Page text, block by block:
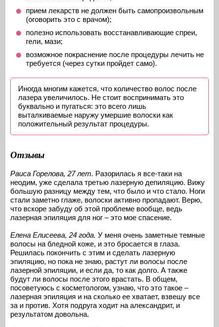
прием лекарств не должен быть самопроизвольным
(оговорить это с врачом);
полезно использовать восстанавливающие спреи,
гели, мази;
возможное покраснение после процедуры лечить не
требуется (через сутки пройдет само).
Иногда многим кажется, что количество волос после
лазера увеличилось. Не стоит воспринимать это
буквально и пугаться: это всего лишь
выталкиваемые наружу умершие волоски как
положительный результат процедуры.
Отзывы
Раиса Горелова, 27 лет. Разорилась я все-таки на
неодим, уже сделала третью лазерную депиляцию. Вижу
большую разницу между тем, что было и что стало. Ноги
стали заметно глаже, волоски активно пропадают. Верю,
что вскоре забуду об этой проблеме вообще, ведь
лазерная эпиляция для ног – это мое спасение.
Елена Елисеева, 24 года. У меня очень заметные темные
волосы на бледной коже, и это бросается в глаза.
Решилась покончить с этим и сделать лазерную
эпиляцию, но пока не знаю, растут ли волосы после
лазерной эпиляции, и если да, то как долго. А также
будут ли волосы после этого врастать. В общем,
посоветуюсь с косметологом, узнаю, что это такое –
лазерная эпиляция и на сколько ее хватает, взвешу все
за и против. Хотя подруга ходит на александрит, и
результатом довольна.